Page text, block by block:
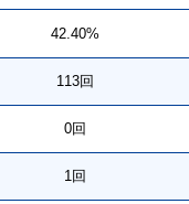
42.40%
113回
0回
1回